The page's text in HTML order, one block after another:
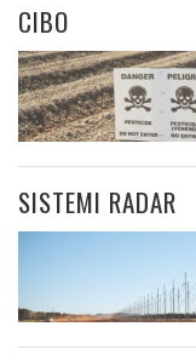
CIBO
SISTEMI RADAR